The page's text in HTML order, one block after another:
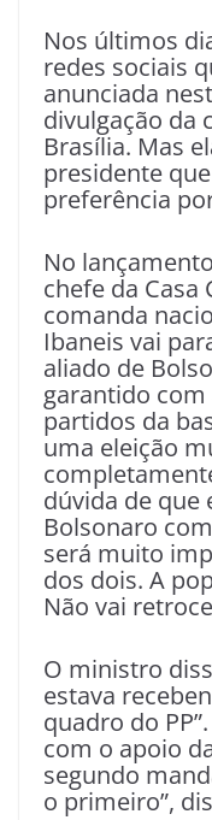
Nos últimos
redes sociais
anunciada
divulgação da
Brasília. Mas
presidente
preferência
No
chefe da Casa
comanda
Ibaneis vai
aliado de
garantido com
partidos da
uma eleição
dúvida de que
Bolsonaro
será muito
dos dois. A
Não vai
O ministro
estava
quadro do
com o apoio
segundo
o primeiro”,